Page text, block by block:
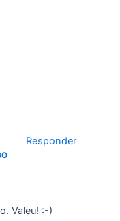
Responder
Valeu! :-)